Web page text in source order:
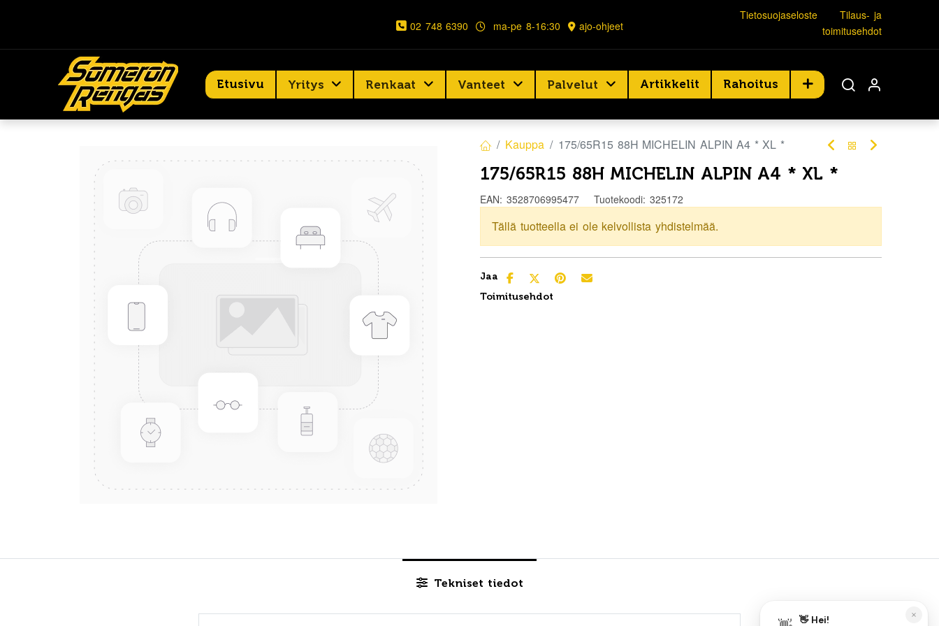
02 748 6390 ma-pe 8-16:30 ajo-ohjeet
Tietosuojaseloste
Tilaus- ja
toimitusehdot
Etusivu Yritys Renkaat Vanteet Palvelut Artikkelit Rahoitus
Kauppa 175/65R15 88H MICHELIN ALPIN A4 * XL *
175/65R15 88H MICHELIN ALPIN A4 * XL *
EAN: 3528706995477 Tuotekoodi: 325172
Tällä tuotteella ei ole kelvollista yhdistelmää.
Jaa
Toimitusehdot
Tekniset tiedot